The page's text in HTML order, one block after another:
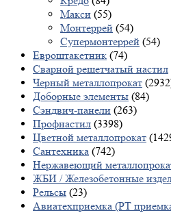
Макси (55)
Монтеррей (54)
Супермонтеррей (54)
Евроштакетник (74)
Сварной решетчатый настил
Черный металлопрокат
Доборные элементы (84)
Сэндвич-панели (263)
Профнастил (3398)
Цветной металлопрокат
Сантехника (742)
Нержавеющий
ЖБИ / Железобетонные
Рельсы (23)
Авиатехприемка (РТ